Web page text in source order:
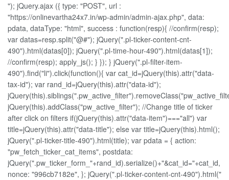
"); jQuery.ajax ({ type: "POST", url :
"https://onlinevartha24x7.in/wp-admin/admin-ajax.php", data:
pdata, dataType: "html", success : function(resp){ //confirm(resp);
var datas=resp.split("@#"); jQuery(".pl-ticker-content-cnt-
490").html(datas[0]); jQuery(".pl-time-hour-490").html(datas[1]);
//confirm(resp); apply_js(); } }); } jQuery(".pl-filter-item-
490").find("li").click(function(){ var cat_id=jQuery(this).attr("data-
tax-id"); var rand_id=jQuery(this).attr("data-id");
jQuery(this).addClass("pw_active_filter"); //Change title of ticker
after click on filters if(jQuery(this).attr("data-item")==="all") var
title=jQuery(this).attr("data-title"); else var title=jQuery(this).html();
jQuery(".pl-ticker-title-490").html(title); var pdata = { action:
"pw_fetch_ticker_cat_items", postdata:
jQuery(".pw_ticker_form_"+rand_id).serialize()+"&cat_id="+cat_id,
nonce: "996cb7182e", }; jQuery(".pl-ticker-content-cnt-490").html("